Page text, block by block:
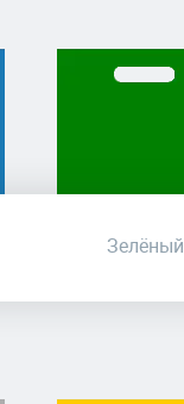
Зелёный